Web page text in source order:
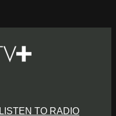
LISTEN TO RADIO